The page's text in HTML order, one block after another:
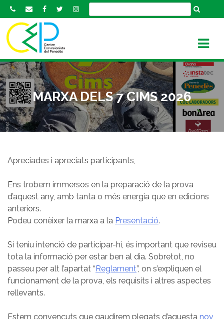
k
o
c
o
n
t
e
MARXA DELS 7 CIMS 2026
Apreciades i apreciats participants,
Ens trobem immersos en la preparació de la prova
d’aquest any, amb tanta o més energia que en edicions
anteriors.
Podeu conèixer la marxa a la Presentació.
Si teniu intenció de participar-hi, és important que reviseu
tota la informació per estar ben al dia. Sobretot, no
passeu per alt l’apartat “Reglament”, on s’expliquen el
funcionament de la prova, els requisits i altres aspectes
rellevants.
Estem convençuts que gaudirem plegats d’aquesta nov